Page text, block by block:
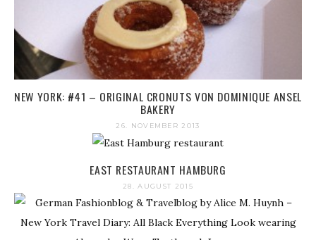
NEW YORK: #41 – ORIGINAL CRONUTS VON DOMINIQUE ANSEL
BAKERY
26. NOVEMBER 2013
EAST RESTAURANT HAMBURG
28. AUGUST 2015